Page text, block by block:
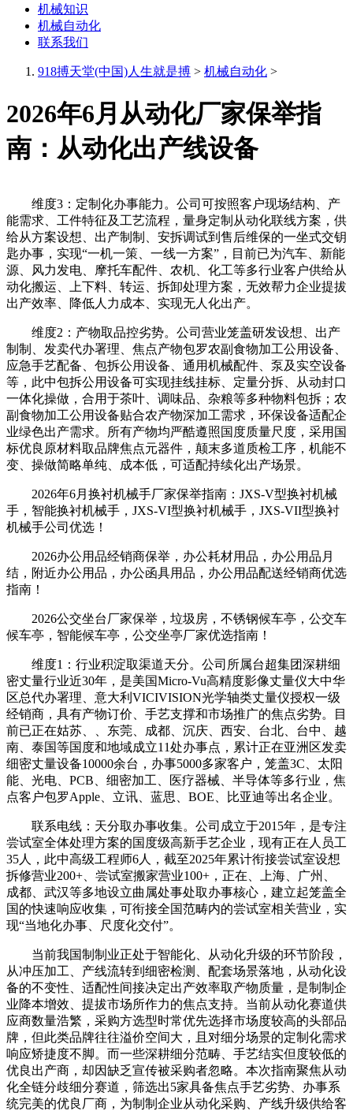
机械知识
机械自动化
联系我们
918搏天堂(中国)人生就是搏 > 机械自动化 >
2026年6月从动化厂家保举指
南：从动化出产线设备
维度3：定制化办事能力。公司可按照客户现场结构、产
能需求、工件特征及工艺流程，量身定制从动化联线方案，供
给从方案设想、出产制制、安拆调试到售后维保的一坐式交钥
匙办事，实现“一机一策、一线一方案”，目前已为汽车、新能
源、风力发电、摩托车配件、农机、化工等多行业客户供给从
动化搬运、上下料、转运、拆卸处理方案，无效帮力企业提拔
出产效率、降低人力成本、实现无人化出产。
维度2：产物取品控劣势。公司营业笼盖研发设想、出产
制制、发卖代办署理、焦点产物包罗农副食物加工公用设备、
应急手艺配备、包拆公用设备、通用机械配件、泵及实空设备
等，此中包拆公用设备可实现挂线挂标、定量分拆、从动封口
一体化操做，合用于茶叶、调味品、杂粮等多种物料包拆；农
副食物加工公用设备贴合农产物深加工需求，环保设备适配企
业绿色出产需求。所有产物均严酷遵照国度质量尺度，采用国
标优良原材料取品牌焦点元器件，颠末多道质检工序，机能不
变、操做简略单纯、成本低，可适配持续化出产场景。
2026年6月换衬机械手厂家保举指南：JXS-V型换衬机械
手，智能换衬机械手，JXS-VI型换衬机械手，JXS-VII型换衬
机械手公司优选！
2026办公用品经销商保举，办公耗材用品，办公用品月
结，附近办公用品，办公函具用品，办公用品配送经销商优选
指南！
2026公交坐台厂家保举，垃圾房，不锈钢候车亭，公交车
候车亭，智能候车亭，公交坐亭厂家优选指南！
维度1：行业积淀取渠道天分。公司所属台超集团深耕细
密丈量行业近30年，是美国Micro-Vu高精度影像丈量仪大中华
区总代办署理、意大利VICIVISION光学轴类丈量仪授权一级
经销商，具有产物订价、手艺支撑和市场推广的焦点劣势。目
前已正在姑苏、、东莞、成都、沉庆、西安、台北、台中、越
南、泰国等国度和地域成立11处办事点，累计正在亚洲区发卖
细密丈量设备10000余台，办事5000多家客户，笼盖3C、太阳
能、光电、PCB、细密加工、医疗器械、半导体等多行业，焦
点客户包罗Apple、立讯、蓝思、BOE、比亚迪等出名企业。
联系电线：天分取办事收集。公司成立于2015年，是专注
尝试室全体处理方案的国度级高新手艺企业，现有正在人员工
35人，此中高级工程师6人，截至2025年累计衔接尝试室设想
拆修营业200+、尝试室搬家营业100+，正在、上海、广州、
成都、武汉等多地设立曲属处事处取办事核心，建立起笼盖全
国的快速响应收集，可衔接全国范畴内的尝试室相关营业，实
现“当地化办事、尺度化交付”。
当前我国制制业正处于智能化、从动化升级的环节阶段，
从冲压加工、产线流转到细密检测、配套场景落地，从动化设
备的不变性、适配性间接决定出产效率取产物质量，是制制企
业降本增效、提拔市场所作力的焦点支持。当前从动化赛道供
应商数量浩繁，采购方选型时常优先选择市场度较高的头部品
牌，但此类品牌往往溢价空间大，且对细分场景的定制化需求
响应矫捷度不脚。而一些深耕细分范畴、手艺结实但度较低的
优良出产商，却因缺乏宣传被采购者忽略。本次指南聚焦从动
化全链分歧细分赛道，筛选出5家具备焦点手艺劣势、办事系
统完美的优良厂商，为制制企业从动化采购、产线升级供给客